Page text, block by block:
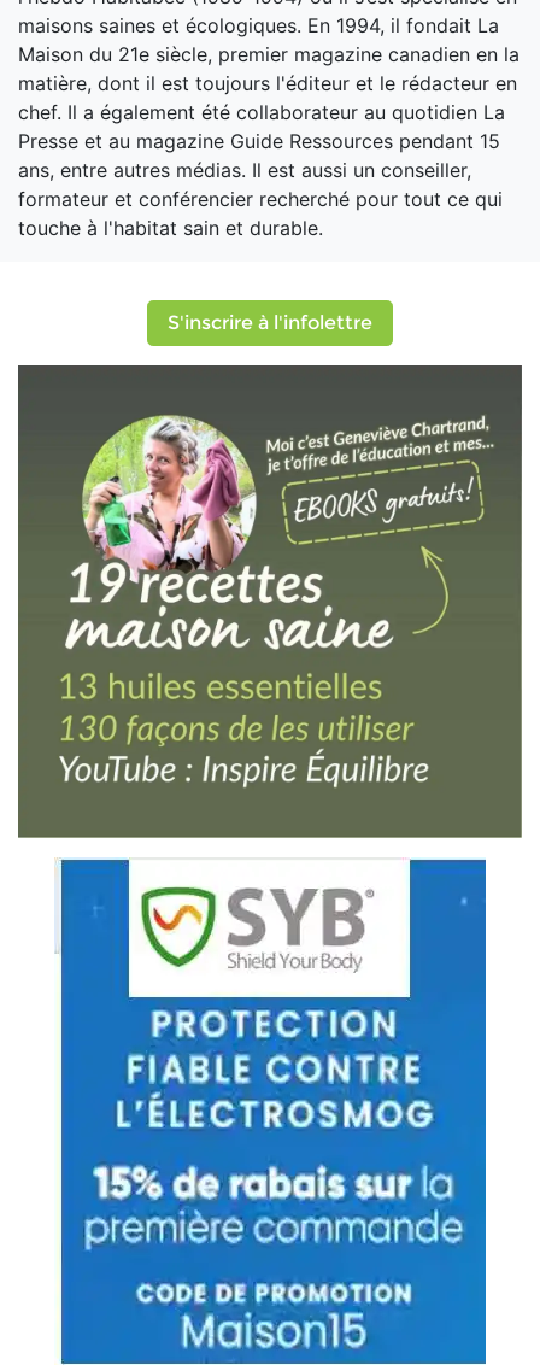
maisons saines et écologiques. En 1994, il fondait La
Maison du 21e siècle, premier magazine canadien en la
matière, dont il est toujours l'éditeur et le rédacteur en
chef. Il a également été collaborateur au quotidien La
Presse et au magazine Guide Ressources pendant 15
ans, entre autres médias. Il est aussi un conseiller,
formateur et conférencier recherché pour tout ce qui
touche à l'habitat sain et durable.
S'inscrire à l'infolettre